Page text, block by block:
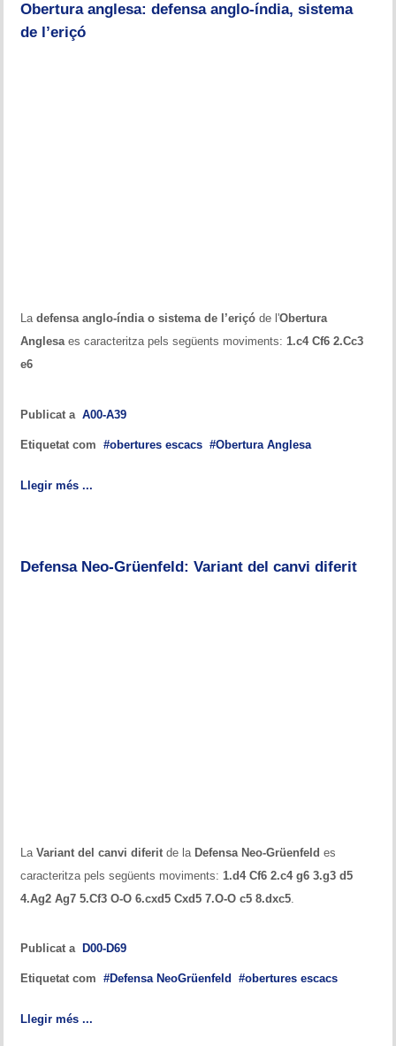
Obertura anglesa: defensa anglo-índia, sistema
de l’eriçó
La defensa anglo-índia o sistema de l’eriçó de l'Obertura
Anglesaes caracteritza pels següents moviments: 1.c4 Cf6 2.Cc3
e6
Publicat a A00-A39
Etiquetat com obertures escacs Obertura Anglesa
Llegir més ...
Defensa Neo-Grüenfeld: Variant del canvi diferit
La Variant del canvi diferit de la Defensa Neo-Grüenfeld es
caracteritza pels següents moviments: 1.d4 Cf6 2.c4 g6 3.g3 d5
4.Ag2 Ag7 5.Cf3 O-O 6.cxd5 Cxd5 7.O-O c5 8.dxc5
Publicat a D00-D69
Etiquetat com Defensa NeoGrüenfeld obertures escacs
Llegir més ...